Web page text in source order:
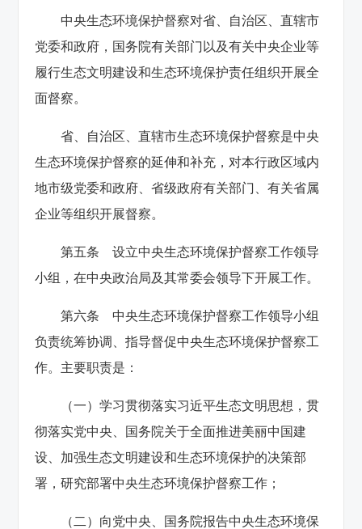
中央生态环境保护督察对省、自治区、直辖市
党委和政府，国务院有关部门以及有关中央企业等
履行生态文明建设和生态环境保护责任组织开展全
面督察。
省、自治区、直辖市生态环境保护督察是中央
生态环境保护督察的延伸和补充，对本行政区域内
地市级党委和政府、省级政府有关部门、有关省属
企业等组织开展督察。
第五条 设立中央生态环境保护督察工作领导
小组，在中央政治局及其常委会领导下开展工作。
第六条 中央生态环境保护督察工作领导小组
负责统筹协调、指导督促中央生态环境保护督察工
作。主要职责是：
（一）学习贯彻落实习近平生态文明思想，贯
彻落实党中央、国务院关于全面推进美丽中国建
设、加强生态文明建设和生态环境保护的决策部
署，研究部署中央生态环境保护督察工作；
（二）向党中央、国务院报告中央生态环境保